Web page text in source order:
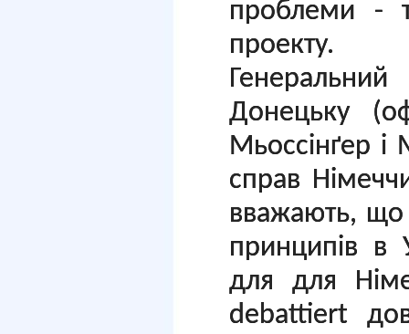
проблеми -
проекту.
Донецьку
Мьоссінґер і
справ
вважають, що
принципів в
для для
debattiert